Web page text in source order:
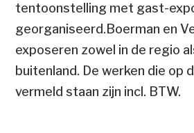
tentoonstelling met gast-
georganiseerd.Boerman en
exposeren zowel in de regio
buitenland. De werken die op
vermeld staan zijn incl. BTW.